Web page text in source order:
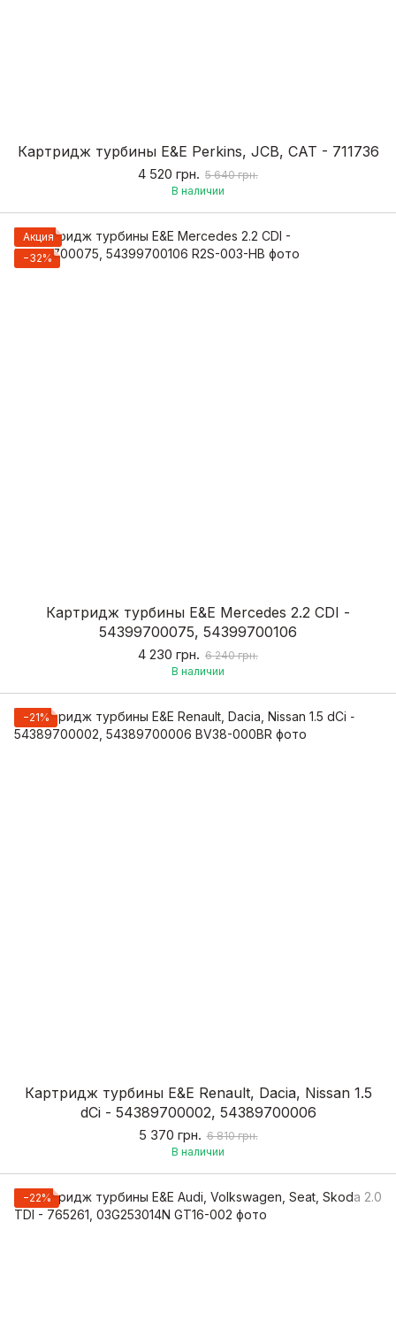
Картридж турбины E&E Perkins, JCB, CAT - 711736
4 520 грн. 5 640 грн.
В наличии
Акция
−32%
Картридж турбины E&E Mercedes 2.2 CDI -
54399700075, 54399700106
4 230 грн. 6 240 грн.
В наличии
−21%
Картридж турбины Е&Е Renault, Dacia, Nissan 1.5
dCi - 54389700002, 54389700006
5 370 грн. 6 810 грн.
В наличии
−22%